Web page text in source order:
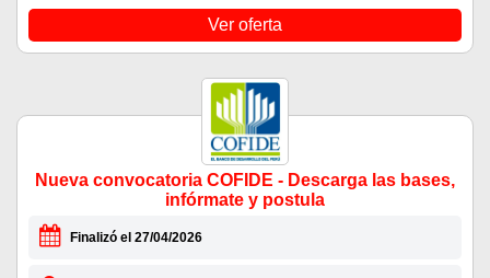
Ver oferta
Nueva convocatoria COFIDE - Descarga las bases,
infórmate y postula
Finalizó el 27/04/2026